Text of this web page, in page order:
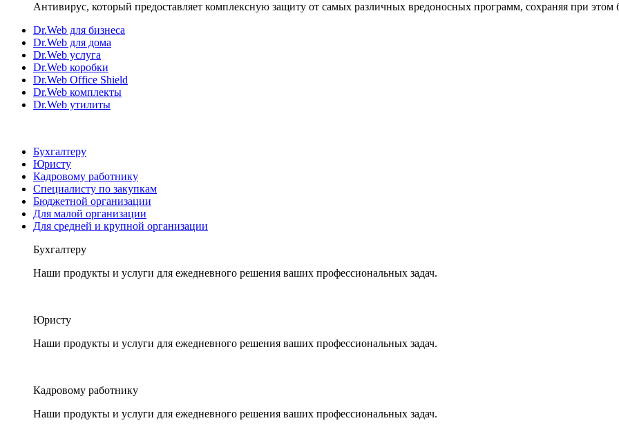
Антивирус, который предоставляет комплексную защиту от самых различных вредоносных программ, сохраняя при этом
Dr.Web для бизнеса
Dr.Web для дома
Dr.Web услуга
Dr.Web коробки
Dr.Web Office Shield
Dr.Web комплекты
Dr.Web утилиты
Бухгалтеру
Юристу
Кадровому работнику
Специалисту по закупкам
Бюджетной организации
Для малой организации
Для средней и крупной организации
Бухгалтеру
Наши продукты и услуги для ежедневного решения ваших профессиональных задач.
Юристу
Наши продукты и услуги для ежедневного решения ваших профессиональных задач.
Кадровому работнику
Наши продукты и услуги для ежедневного решения ваших профессиональных задач.